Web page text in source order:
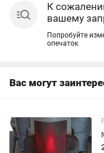
К
вашему
Попробуйте
опечаток
Вас могут